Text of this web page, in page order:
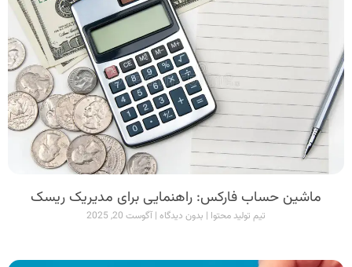
ماشین حساب فارکس: راهنمایی برای مدیریک ریسک
تیم تولید محتوا بدون دیدگاه آگوست 20, 2025